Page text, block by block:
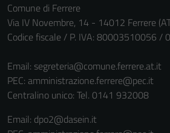
Comune di Ferrere
Via IV Novembre, 14 - 14012 Ferrere
Codice fiscale / P. IVA: 80003510056 /
Email: segreteria@comune.ferrere.at.it
PEC: amministrazione.ferrere@pec.it
Centralino unico: Tel. 0141 932008
Email: dpo2@dasein.it